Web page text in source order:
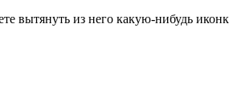
из него какую-нибудь